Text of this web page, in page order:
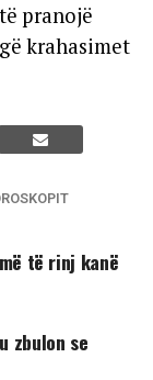
pranojë
krahasimet
të rinj kanë
zbulon se